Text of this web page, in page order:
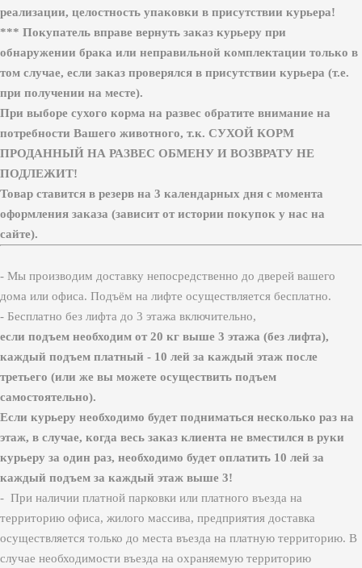
реализации, целостность упаковки в присутствии курьера!
*** Покупатель вправе вернуть заказ курьеру при
обнаружении брака или неправильной комплектации только в
том случае, если заказ проверялся в присутствии курьера (т.е.
при получении на месте).
При выборе сухого корма на развес обратите внимание на
потребности Вашего животного, т.к. СУХОЙ КОРМ
ПРОДАННЫЙ НА РАЗВЕС ОБМЕНУ И ВОЗВРАТУ НЕ
ПОДЛЕЖИТ!
Товар ставится в резерв на 3 календарных дня с момента
оформления заказа (зависит от истории покупок у нас на
сайте).
- Мы производим доставку непосредственно до дверей вашего
дома или офиса. Подъём на лифте осуществляется бесплатно.
- Бесплатно без лифта до 3 этажа включительно,
если подъем необходим от 20 кг выше 3 этажа (без лифта),
каждый подъем платный - 10 лей за каждый этаж после
третьего (или же вы можете осуществить подъем
самостоятельно).
Если курьеру необходимо будет подниматься несколько раз на
этаж, в случае, когда весь заказ клиента не вместился в руки
курьеру за один раз, необходимо будет оплатить 10 лей за
каждый подъем за каждый этаж выше 3!
- При наличии платной парковки или платного въезда на
территорию офиса, жилого массива, предприятия доставка
осуществляется только до места въезда на платную территорию. В
случае необходимости въезда на охраняемую территорию